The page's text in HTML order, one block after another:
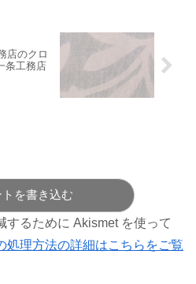
店のクロ
条工務店
トを書き込む
するために Akismet を使って
処理方法の詳細はこちらをご覧